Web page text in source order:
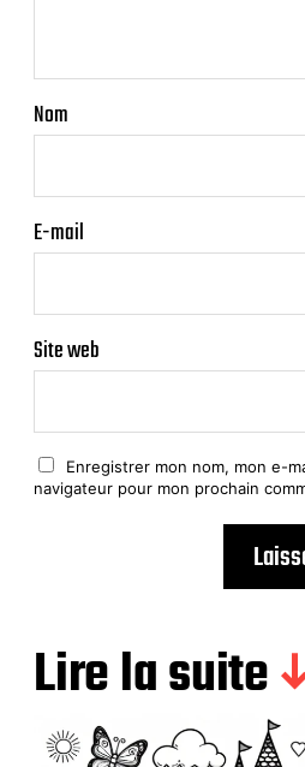
Nom
E-mail
Site web
Enregistrer mon nom, mon e-
navigateur pour mon prochain
Lire la suite